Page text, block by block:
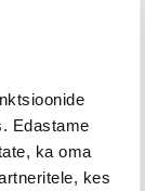
Edastame
ka oma
kes
laulu erialal
erialal
Triin Ella
Muusika- ja